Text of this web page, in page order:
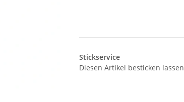
Stickservice
Diesen Artikel besticken